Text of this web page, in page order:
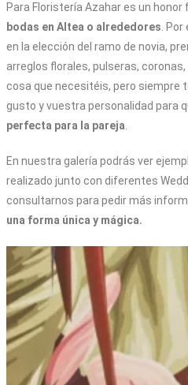
Para Floristería Azahar es un
bodas en Altea o alrededores .
en la elección del ramo de novia,
arreglos florales, pulseras,
cosa que necesitéis, pero siempre
gusto y vuestra personalidad para
perfecta para la pareja
En nuestra galería podrás ver
realizado junto con diferentes
consultarnos para pedir más
una forma única y mágica.